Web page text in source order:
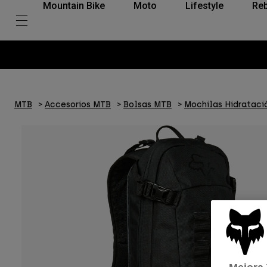
Mountain Bike Moto Lifestyle
MTB Accesorios MTB Bolsas MTB Mochilas